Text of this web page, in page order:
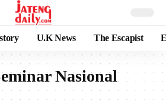
U.K News The Escapist
Nasional